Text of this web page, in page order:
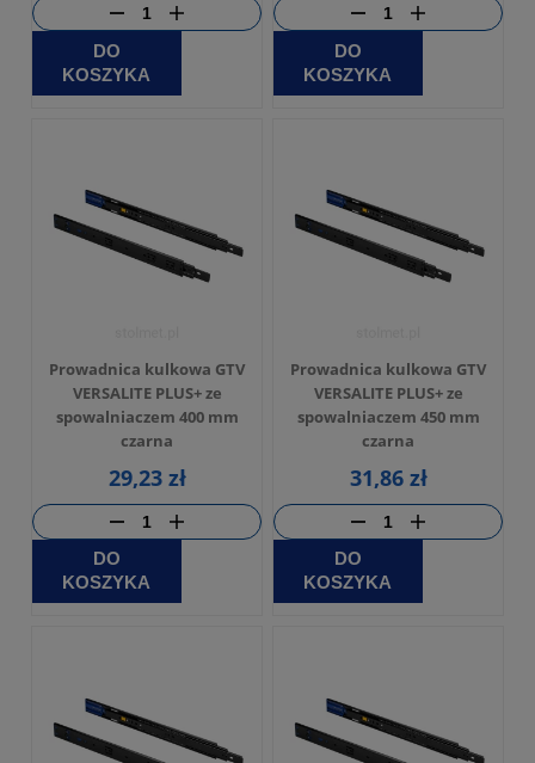
DO
KOSZYKA
DO
KOSZYKA
Prowadnica kulkowa GTV
VERSALITE PLUS+ ze
spowalniaczem 400 mm
czarna
29,23 zł
DO
KOSZYKA
Prowadnica kulkowa GTV
VERSALITE PLUS+ ze
spowalniaczem 450 mm
czarna
31,86 zł
DO
KOSZYKA